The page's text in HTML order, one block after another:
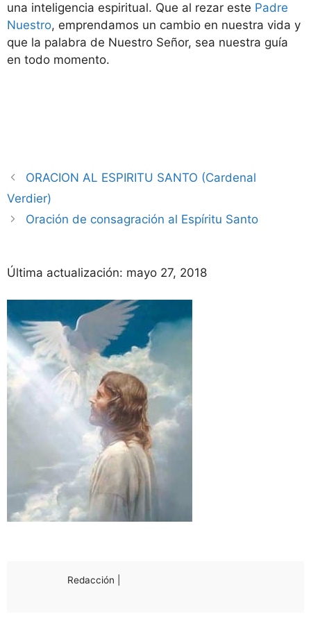
una inteligencia espiritual. Que al rezar este Padre
Nuestro, emprendamos un cambio en nuestra vida y
que la palabra de Nuestro Señor, sea nuestra guía
en todo momento.
ORACION AL ESPIRITU SANTO (Cardenal
Verdier)
Oración de consagración al Espíritu Santo
Última actualización: mayo 27, 2018
Redacción |